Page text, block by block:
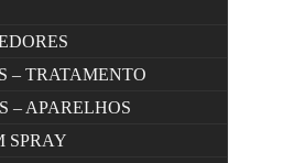
– TRATAMENTO
– APARELHOS
SPRAY